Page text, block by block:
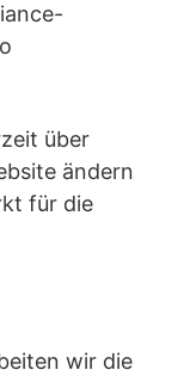
über
ändern
für die
wir die